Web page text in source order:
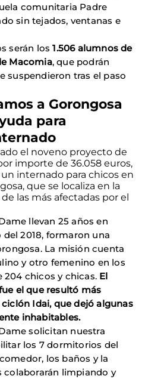
comunitaria Padre
sin tejados, ventanas e
serán los1.506 alumnos de
Macomia, que podrán
suspendieron tras el paso
a Gorongosa
para
el noveno proyecto de
importe de 36.058 euros,
internado para chicos en
que se localiza en la
las más afectadas por el
llevan 25 años en
2018, formaron una
La misión cuenta
y otro femenino en los
chicos y chicas. El
el que resultó más
Idai, que dejó algunas
inhabitables.
solicitan nuestra
los 7 dormitorios del
los baños y la
colaborarán limpiando y